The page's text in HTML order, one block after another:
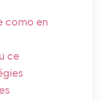
como en
ce